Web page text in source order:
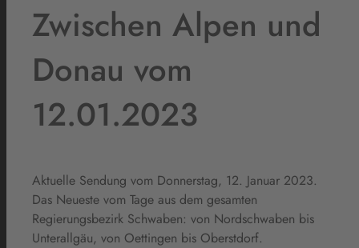
Zwischen Alpen und
Donau vom
12.01.2023
Aktuelle Sendung vom Donnerstag, 12. Januar 2023.
Das Neueste vom Tage aus dem gesamten
Regierungsbezirk Schwaben: von Nordschwaben bis
Unterallgäu, von Oettingen bis Oberstdorf.